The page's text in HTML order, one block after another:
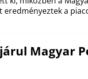
a
Magyar